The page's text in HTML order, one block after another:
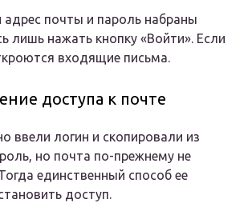
адрес почты и пароль набраны
лишь нажать кнопку «Войти». Если
входящие письма.
доступа к почте
ввели логин и скопировали из
но почта по-прежнему не
единственный способ ее
доступ.